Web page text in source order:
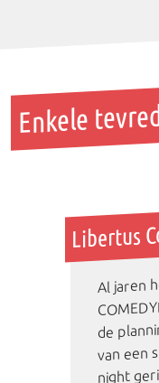
Enkele
Libertus
Al jaren
de
van een
night